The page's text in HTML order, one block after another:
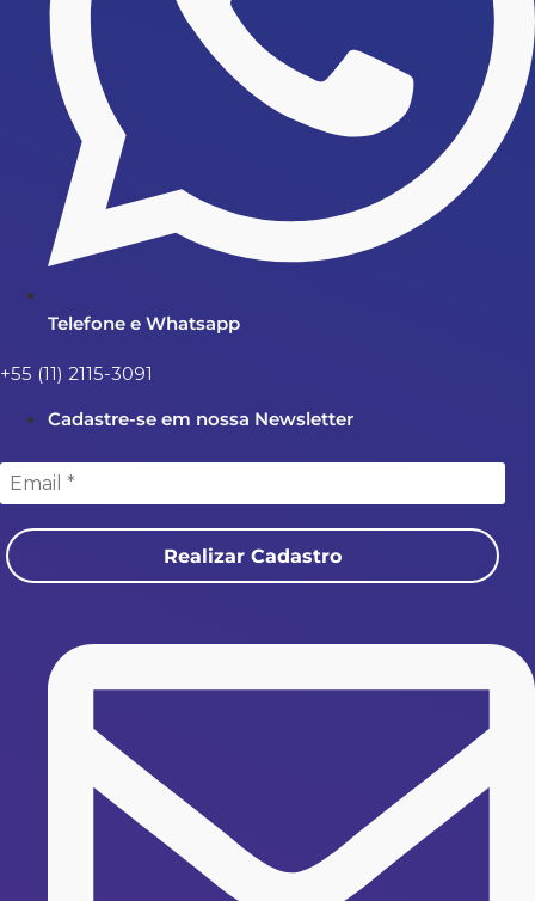
Telefone e Whatsapp
+55 (11) 2115-3091
Cadastre-se em nossa Newsletter
Realizar Cadastro